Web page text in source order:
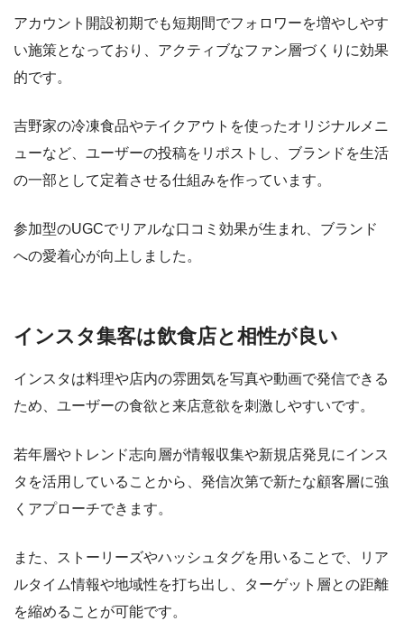
アカウント開設初期でも短期間でフォロワーを増やしやす
い施策となっており、アクティブなファン層づくりに効果
的です。
吉野家の冷凍食品やテイクアウトを使ったオリジナルメニ
ューなど、ユーザーの投稿をリポストし、ブランドを生活
の一部として定着させる仕組みを作っています。
参加型のUGCでリアルな口コミ効果が生まれ、ブランド
への愛着心が向上しました。
インスタ集客は飲食店と相性が良い
インスタは料理や店内の雰囲気を写真や動画で発信できる
ため、ユーザーの食欲と来店意欲を刺激しやすいです。
若年層やトレンド志向層が情報収集や新規店発見にインス
タを活用していることから、発信次第で新たな顧客層に強
くアプローチできます。
また、ストーリーズやハッシュタグを用いることで、リア
ルタイム情報や地域性を打ち出し、ターゲット層との距離
を縮めることが可能です。